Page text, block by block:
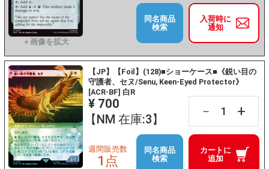
入荷時に
通知
同名商品
検索
【JP】【Foil】(128)■ショーケース■《鋭い目の
守護者、セヌ/Senu, Keen-Eyed Protector》
[ACR-BF] 白R
¥ 700
【NM 在庫:3】
－ +
カートに
追加
週間販売数
1点
同名商品
検索